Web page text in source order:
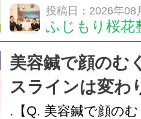
じ場所の痛みがなか
せん。A. 痛みが出て
原因があるとは限り
腰の痛みでも、骨盤
など、別の関節や筋
投稿日：2026年08
ふじもり桜花
美容鍼で顔のむ
スラインは変わ
.【Q. 美容鍼で顔の